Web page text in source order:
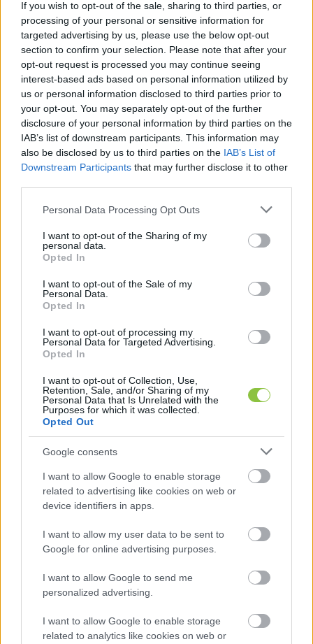
If you wish to opt-out of the sale, sharing to third parties, or
processing of your personal or sensitive information for
targeted advertising by us, please use the below opt-out
section to confirm your selection. Please note that after your
opt-out request is processed you may continue seeing
interest-based ads based on personal information utilized by
us or personal information disclosed to third parties prior to
your opt-out. You may separately opt-out of the further
disclosure of your personal information by third parties on the
IAB’s list of downstream participants. This information may
also be disclosed by us to third parties on the IAB’s List of
Downstream Participants that may further disclose it to other
Please note that this website/app uses one or more Google
not limited to your visit or usage behaviour. You may click to
grant or deny consent to Google and its third-party tags to
use your data for below specified purposes in below Google
consent section.
Personal Data Processing Opt Outs
I want to opt-out of the Sharing of my
personal data.
Opted In
I want to opt-out of the Sale of my
Personal Data.
Opted In
I want to opt-out of processing my
Personal Data for Targeted Advertising.
Opted In
I want to opt-out of Collection, Use,
Retention, Sale, and/or Sharing of my
Personal Data that Is Unrelated with the
Purposes for which it was collected.
Opted Out
Google consents
I want to allow Google to enable storage
related to advertising like cookies on web or
device identifiers in apps.
I want to allow my user data to be sent to
Google for online advertising purposes.
I want to allow Google to send me
personalized advertising.
I want to allow Google to enable storage
related to analytics like cookies on web or
személyesen találkozhatnak a borászokkal és
felfedezhetik hazánk legszebb borvidékeit is.
A tavaszi szezonnyitót egy különleges gesztus is
kíséri: a részt vevő borászatoknál minden
helyszínen az első 100 látogató a Magyar Bor
vendége az első pohár borra. A kedvezmény
további fogyasztás (például egy kísérő
borkorcsolyák vagy egy másik pohár bor) mellé
jár, így téve teljessé a délutáni kikapcsolódást.
Érdemes tehát időben érkezni, és hagyni, hogy
magával ragadjon a teraszok hangulata.
Party a dűlők között: Érkezik a Be Massive
A kampány során négy kiemelt helyszínen a
hangulatot. A jól ismert elektronikus zenei
sorozat és a Magyar Bor együttműködése révén
a résztvevők együtt élvezhetik a gyönyörű tájat,
a finom borokat és a kellemes zenét.
A kiemelt Be Massive Horizon bulik